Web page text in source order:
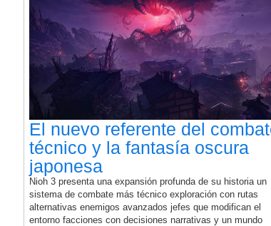
El nuevo referente del
técnico y la fantasía oscura
japonesa
Nioh 3 presenta una expansión profunda de su historia un
sistema de combate más técnico exploración con rutas
alternativas enemigos avanzados jefes que modifican el
entorno facciones con decisiones narrativas y un mundo